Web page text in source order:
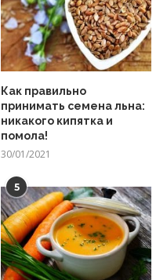
Как правильно
принимать семена льна:
никакого кипятка и
помола!
30/01/2021
5